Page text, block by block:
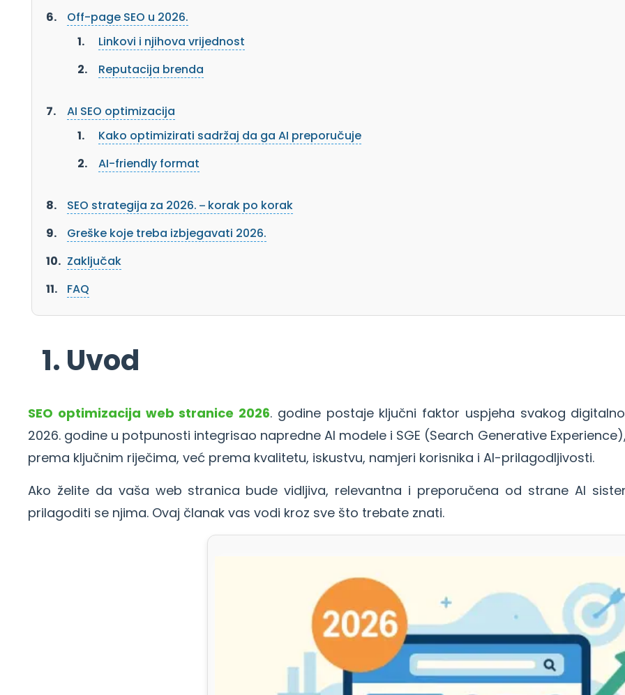
Off-page SEO u 2026.
Linkovi i njihova vrijednost
Reputacija brenda
AI SEO optimizacija
Kako optimizirati sadržaj da ga AI preporučuje
AI-friendly format
SEO strategija za 2026. – korak po korak
Greške koje treba izbjegavati 2026.
Zaključak
FAQ
1. Uvod
SEO optimizacija web stranice 2026. godine postaje ključni faktor uspjeha svakog
2026. godine u potpunosti integrisao napredne AI modele i SGE (Search Generative
prema ključnim riječima, već prema kvalitetu, iskustvu, namjeri korisnika i AI-prilagodljivosti.
Ako želite da vaša web stranica bude vidljiva, relevantna i preporučena od strane AI
prilagoditi se njima. Ovaj članak vas vodi kroz sve što trebate znati.